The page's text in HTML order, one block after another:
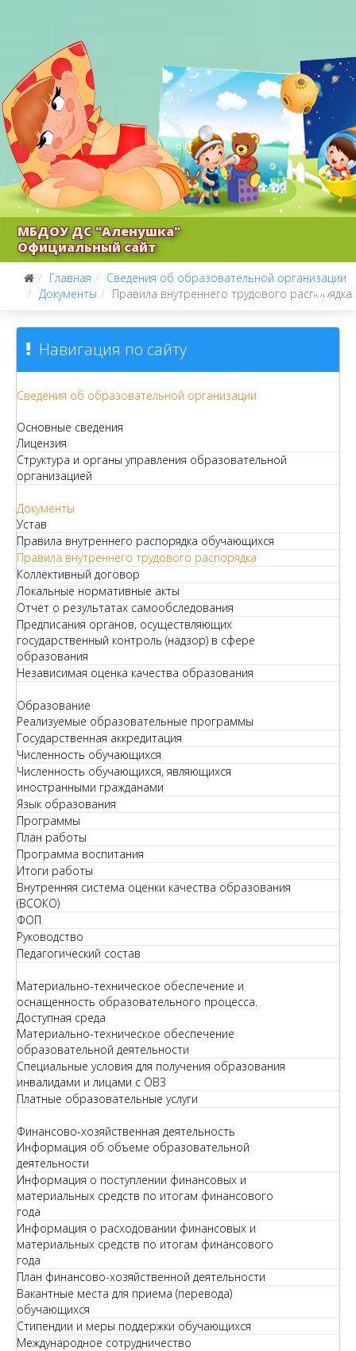
МБДОУ ДС "Аленушка"
Официальный сайт
Главная
Сведения об образовательной организации
Документы
Правила внутреннего трудового распорядка
Навигация по сайту
Сведения об образовательной организации
Основные сведения
Лицензия
Структура и органы управления образовательной
организацией
Документы
Устав
Правила внутреннего распорядка обучающихся
Правила внутреннего трудового распорядка
Коллективный договор
Локальные нормативные акты
Отчет о результатах самообследования
Предписания органов, осуществляющих
государственный контроль (надзор) в сфере
образования
Независимая оценка качества образования
Образование
Реализуемые образовательные программы
Государственная аккредитация
Численность обучающихся
Численность обучающихся, являющихся
иностранными гражданами
Язык образования
Программы
План работы
Программа воспитания
Итоги работы
Внутренняя система оценки качества образования
(ВСОКО)
ФОП
Руководство
Педагогический состав
Материально-техническое обеспечение и
оснащенность образовательного процесса.
Доступная среда
Материально-техническое обеспечение
образовательной деятельности
Специальные условия для получения образования
инвалидами и лицами с ОВЗ
Платные образовательные услуги
Финансово-хозяйственная деятельность
Информация об объеме образовательной
деятельности
Информация о поступлении финансовых и
материальных средств по итогам финансового
года
Информация о расходовании финансовых и
материальных средств по итогам финансового
года
План финансово-хозяйственной деятельности
Вакантные места для приема (перевода)
обучающихся
Стипендии и меры поддержки обучающихся
Международное сотрудничество